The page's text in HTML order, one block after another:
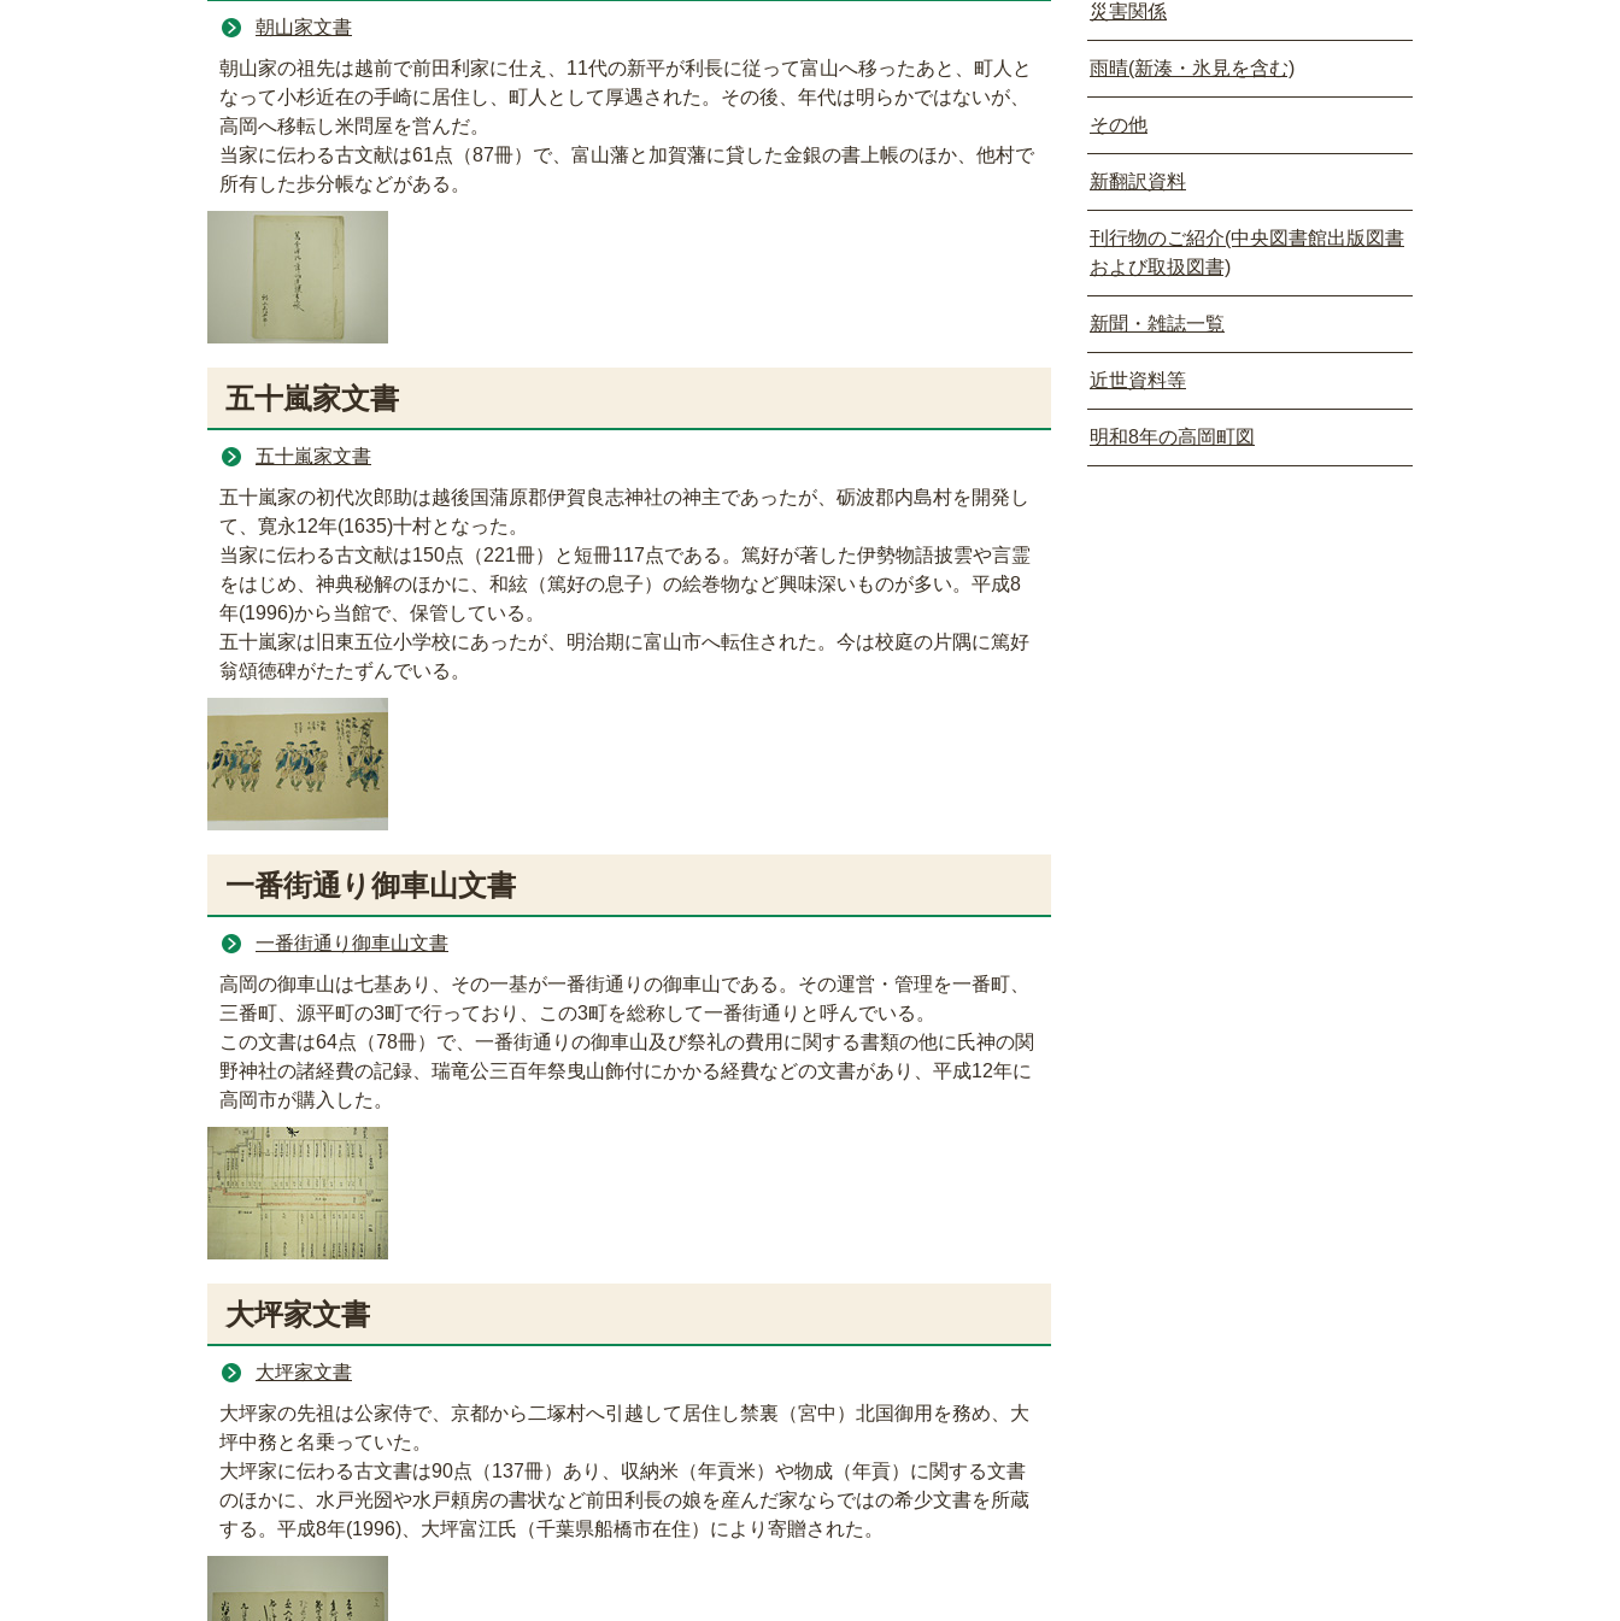
朝山家文書
朝山家の祖先は越前で前田利家に仕え、11代の新平が利長に従って富山へ移ったあと、町人と
なって小杉近在の手崎に居住し、町人として厚遇された。その後、年代は明らかではないが、
高岡へ移転し米問屋を営んだ。
当家に伝わる古文献は61点（87冊）で、富山藩と加賀藩に貸した金銀の書上帳のほか、他村で
所有した歩分帳などがある。
五十嵐家文書
五十嵐家文書
五十嵐家の初代次郎助は越後国蒲原郡伊賀良志神社の神主であったが、砺波郡内島村を開発し
て、寛永12年(1635)十村となった。
当家に伝わる古文献は150点（221冊）と短冊117点である。篤好が著した伊勢物語披雲や言霊
をはじめ、神典秘解のほかに、和絃（篤好の息子）の絵巻物など興味深いものが多い。平成8
年(1996)から当館で、保管している。
五十嵐家は旧東五位小学校にあったが、明治期に富山市へ転住された。今は校庭の片隅に篤好
翁頌徳碑がたたずんでいる。
一番街通り御車山文書
一番街通り御車山文書
高岡の御車山は七基あり、その一基が一番街通りの御車山である。その運営・管理を一番町、
三番町、源平町の3町で行っており、この3町を総称して一番街通りと呼んでいる。
この文書は64点（78冊）で、一番街通りの御車山及び祭礼の費用に関する書類の他に氏神の関
野神社の諸経費の記録、瑞竜公三百年祭曳山飾付にかかる経費などの文書があり、平成12年に
高岡市が購入した。
大坪家文書
大坪家文書
大坪家の先祖は公家侍で、京都から二塚村へ引越して居住し禁裏（宮中）北国御用を務め、大
坪中務と名乗っていた。
大坪家に伝わる古文書は90点（137冊）あり、収納米（年貢米）や物成（年貢）に関する文書
のほかに、水戸光圀や水戸頼房の書状など前田利長の娘を産んだ家ならではの希少文書を所蔵
する。平成8年(1996)、大坪富江氏（千葉県船橋市在住）により寄贈された。
災害関係
雨晴(新湊・氷見を含む)
その他
新翻訳資料
刊行物のご紹介(中央図書館出版図書
および取扱図書)
新聞・雑誌一覧
近世資料等
明和8年の高岡町図